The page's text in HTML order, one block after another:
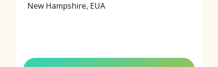
New Hampshire, EUA